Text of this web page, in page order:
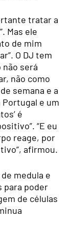
tratar a
Mas ele
de mim
O DJ tem
será
não como
semana e a
e um
é
“E eu
reage, por
afirmou.
medula e
para poder
de células